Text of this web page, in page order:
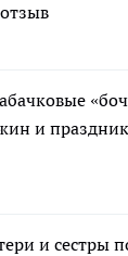
и
и сестры